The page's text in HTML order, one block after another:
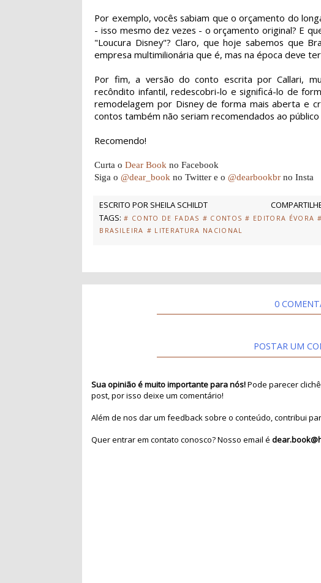
Por exemplo, vocês sabiam que o orçamento do
- isso mesmo dez vezes - o orçamento original? E
"Loucura Disney"? Claro, que hoje sabemos que
empresa multimilionária que é, mas na época deve
Por fim, a versão do conto escrita por Callari,
recôndito infantil, redescobri-lo e significá-lo de
remodelagem por Disney de forma mais aberta e
contos também não seriam recomendados ao público
Recomendo!
Curta oDear Book no Facebook
Siga o@dear_book no Twitter e o@dearbookbr no Insta
ESCRITO POR SHEILA SCHILDT
TAGS: # CONTO DE FADAS # CONTOS # EDITORA ÉVORA
BRASILEIRA # LITERATURA NACIONAL
0
POSTAR UM
Sua opinião é muito importante para nós!Pode parecer
post, por isso deixe um comentário!
Além de nos dar um feedback sobre o conteúdo, contribui
Quer entrar em contato conosco? Nosso email é